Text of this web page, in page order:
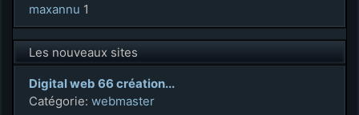
maxannu 1
Les nouveaux sites
Digital web 66 création...
Catégorie: webmaster